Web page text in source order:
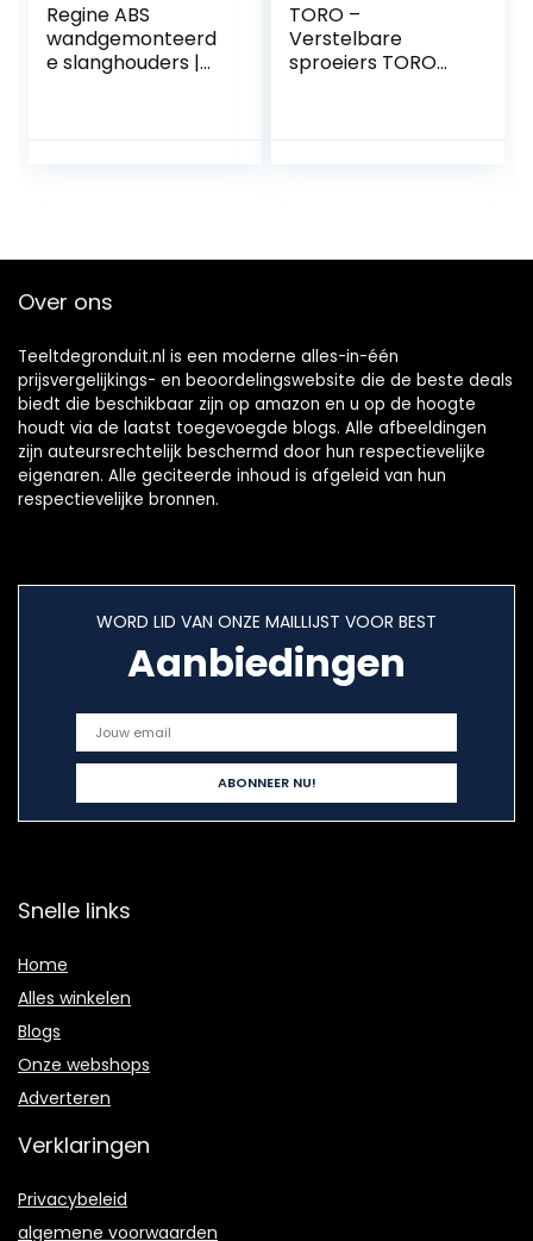
Regine ABS
wandgemonteerd
e slanghouders |
ondersteuning
tuinslanghanger
TORO –
Verstelbare
sproeiers TORO
Over ons
Teeltdegronduit.nl is een moderne alles-in-één
prijsvergelijkings- en beoordelingswebsite die de beste deals
biedt die beschikbaar zijn op amazon en u op de hoogte
houdt via de laatst toegevoegde blogs. Alle afbeeldingen
zijn auteursrechtelijk beschermd door hun respectievelijke
eigenaren. Alle geciteerde inhoud is afgeleid van hun
respectievelijke bronnen.
WORD LID VAN ONZE MAILLIJST VOOR BEST
Aanbiedingen
Snelle links
Home
Alles winkelen
Blogs
Onze webshops
Adverteren
Verklaringen
Privacybeleid
algemene voorwaarden